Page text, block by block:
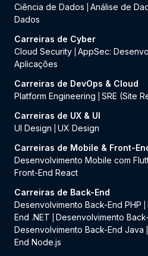
Ciência de Dados
Análise de
Dados
Carreiras de Cyber
Cloud Security AppSec:
Aplicações
Carreiras de DevOps & Cloud
Platform Engineering
SRE (Site
Carreiras de UX & UI
UI Design
UX Design
Carreiras de Mobile & Front-
Desenvolvimento Mobile com
Front-End React
Carreiras de Back-End
Desenvolvimento Back-End PHP
End .NET
Desenvolvimento
Desenvolvimento Back-End Java
End Node.js